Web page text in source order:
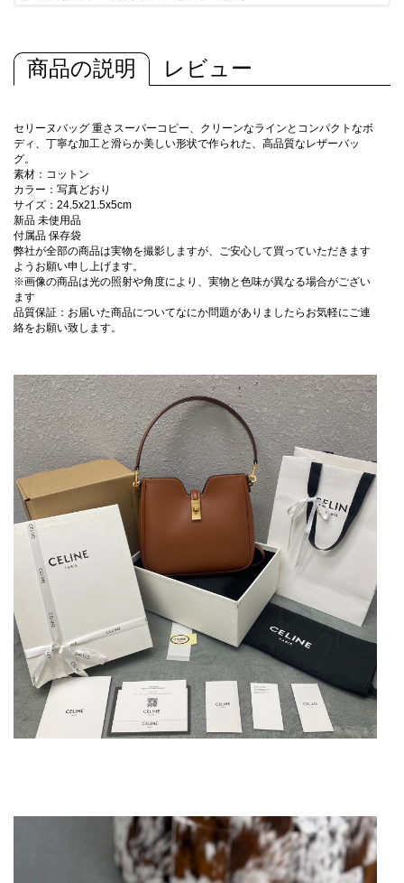
商品の説明 レビュー
セリーヌバッグ 重さスーパーコピー、クリーンなラインとコンパクトなボ
ディ、丁寧な加工と滑らか美しい形状で作られた、高品質なレザーバッ
グ。
素材：コットン
カラー：写真どおり
サイズ：24.5x21.5x5cm
新品 未使用品
付属品 保存袋
弊社が全部の商品は実物を撮影しますが、ご安心して買っていただきます
ようお願い申し上げます。
※画像の商品は光の照射や角度により、実物と色味が異なる場合がござい
ます
品質保証：お届いた商品についてなにか問題がありましたらお気軽にご連
絡をお願い致します。